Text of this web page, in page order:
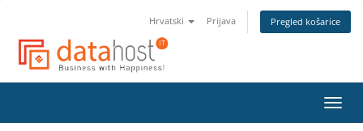
Hrvatski Prijava Pregled košarice